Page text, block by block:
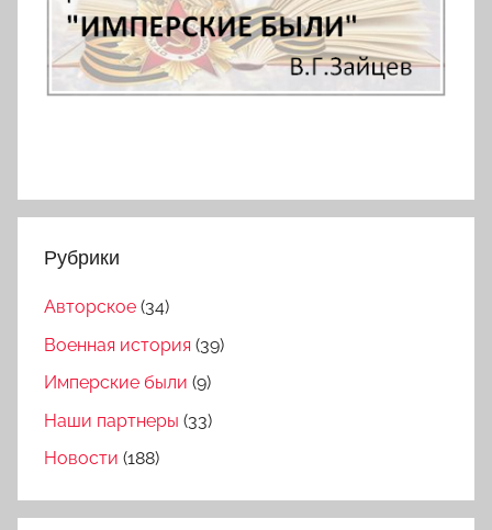
Рубрики
Авторское (34)
Военная история (39)
Имперские были (9)
Наши партнеры (33)
Новости (188)